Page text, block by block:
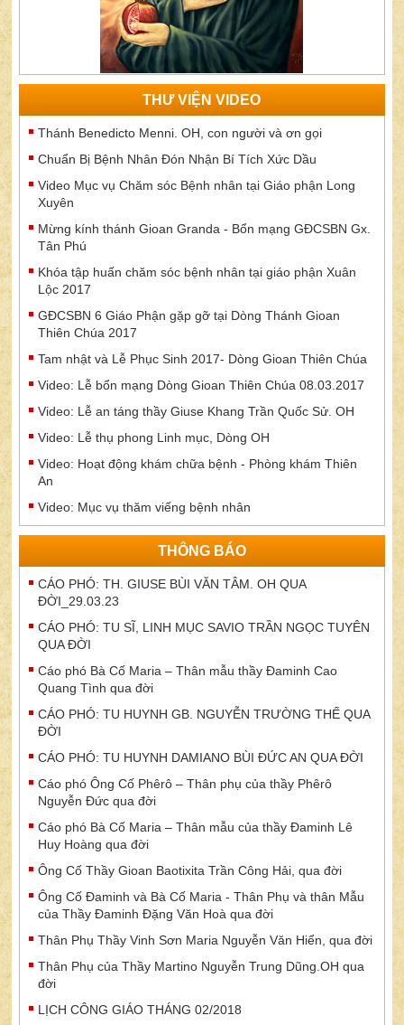
THƯ VIỆN VIDEO
Thánh Benedicto Menni. OH, con người và ơn gọi
Chuẩn Bị Bệnh Nhân Đón Nhận Bí Tích Xức Dầu
Video Mục vụ Chăm sóc Bệnh nhân tại Giáo phận Long
Xuyên
Mừng kính thánh Gioan Granda - Bổn mạng GĐCSBN Gx.
Tân Phú
Khóa tập huấn chăm sóc bệnh nhân tại giáo phận Xuân
Lộc 2017
GĐCSBN 6 Giáo Phận gặp gỡ tại Dòng Thánh Gioan
Thiên Chúa 2017
Tam nhật và Lễ Phục Sinh 2017- Dòng Gioan Thiên Chúa
Video: Lễ bổn mạng Dòng Gioan Thiên Chúa 08.03.2017
Video: Lễ an táng thầy Giuse Khang Trần Quốc Sử. OH
Video: Lễ thụ phong Linh mục, Dòng OH
Video: Hoạt động khám chữa bệnh - Phòng khám Thiên
An
Video: Mục vụ thăm viếng bệnh nhân
THÔNG BÁO
CÁO PHÓ: TH. GIUSE BÙI VĂN TÂM. OH QUA
ĐỜI_29.03.23
CÁO PHÓ: TU SĨ, LINH MỤC SAVIO TRẦN NGỌC TUYÊN
QUA ĐỜI
Cáo phó Bà Cố Maria – Thân mẫu thầy Đaminh Cao
Quang Tình qua đời
CÁO PHÓ: TU HUYNH GB. NGUYỄN TRƯỜNG THẾ QUA
ĐỜI
CÁO PHÓ: TU HUYNH DAMIANO BÙI ĐỨC AN QUA ĐỜI
Cáo phó Ông Cố Phêrô – Thân phụ của thầy Phêrô
Nguyễn Đức qua đời
Cáo phó Bà Cố Maria – Thân mẫu của thầy Đaminh Lê
Huy Hoàng qua đời
Ông Cố Thầy Gioan Baotixita Trần Công Hải, qua đời
Ông Cố Đaminh và Bà Cố Maria - Thân Phụ và thân Mẫu
của Thầy Đaminh Đặng Văn Hoà qua đời
Thân Phụ Thầy Vinh Sơn Maria Nguyễn Văn Hiển, qua đời
Thân Phụ của Thầy Martino Nguyễn Trung Dũng.OH qua
đời
LỊCH CÔNG GIÁO THÁNG 02/2018